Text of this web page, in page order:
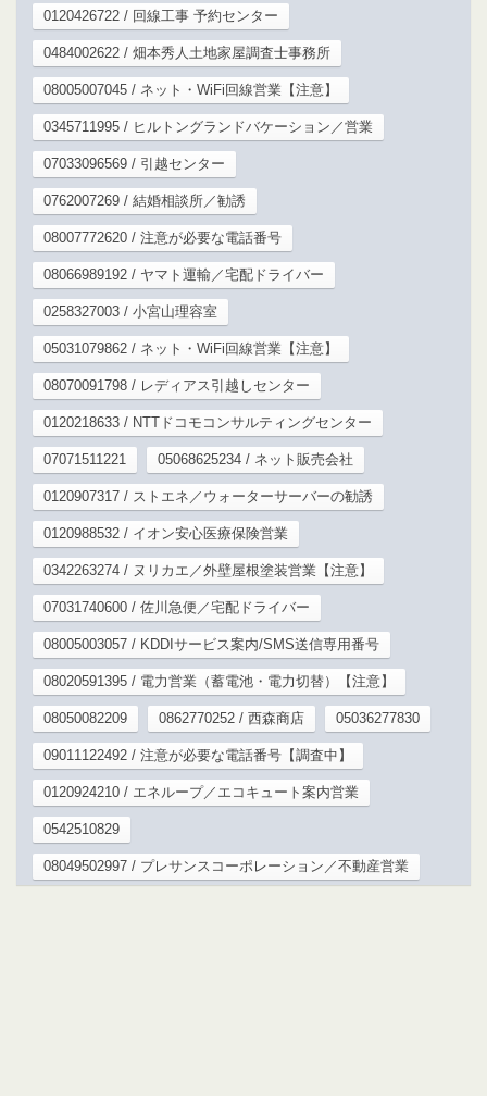
0120426722 / 回線工事 予約センター
0484002622 / 畑本秀人土地家屋調査士事務所
08005007045 / ネット・WiFi回線営業【注意】
0345711995 / ヒルトングランドバケーション／営業
07033096569 / 引越センター
0762007269 / 結婚相談所／勧誘
08007772620 / 注意が必要な電話番号
08066989192 / ヤマト運輸／宅配ドライバー
0258327003 / 小宮山理容室
05031079862 / ネット・WiFi回線営業【注意】
08070091798 / レディアス引越しセンター
0120218633 / NTTドコモコンサルティングセンター
07071511221 05068625234 / ネット販売会社
0120907317 / ストエネ／ウォーターサーバーの勧誘
0120988532 / イオン安心医療保険営業
0342263274 / ヌリカエ／外壁屋根塗装営業【注意】
07031740600 / 佐川急便／宅配ドライバー
08005003057 / KDDIサービス案内/SMS送信専用番号
08020591395 / 電力営業（蓄電池・電力切替）【注意】
08050082209 0862770252 / 西森商店 05036277830
09011122492 / 注意が必要な電話番号【調査中】
0120924210 / エネループ／エコキュート案内営業
0542510829
08049502997 / プレサンスコーポレーション／不動産営業